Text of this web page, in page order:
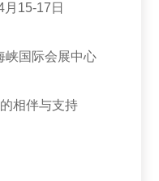
月15-17日
峡国际会展中心
相伴与支持